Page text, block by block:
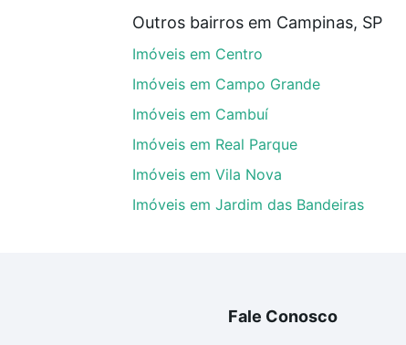
com Imóveis com 1 suite à venda em Vila Paraíso,
se adequar ao seu orçamento. Se ainda tem
e conte com a gente para comprar o imóvel dos
Outros bairros em Campinas, SP
Imóveis em Centro
Imóveis em Campo Grande
Imóveis em Cambuí
Imóveis em Real Parque
Imóveis em Vila Nova
Imóveis em Jardim das Bandeiras
Fale Conosco